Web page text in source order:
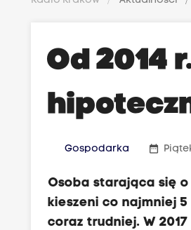
Od 2014
Gospodarka date_range
Osoba starająca się o
kieszeni co najmniej
coraz trudniej. W